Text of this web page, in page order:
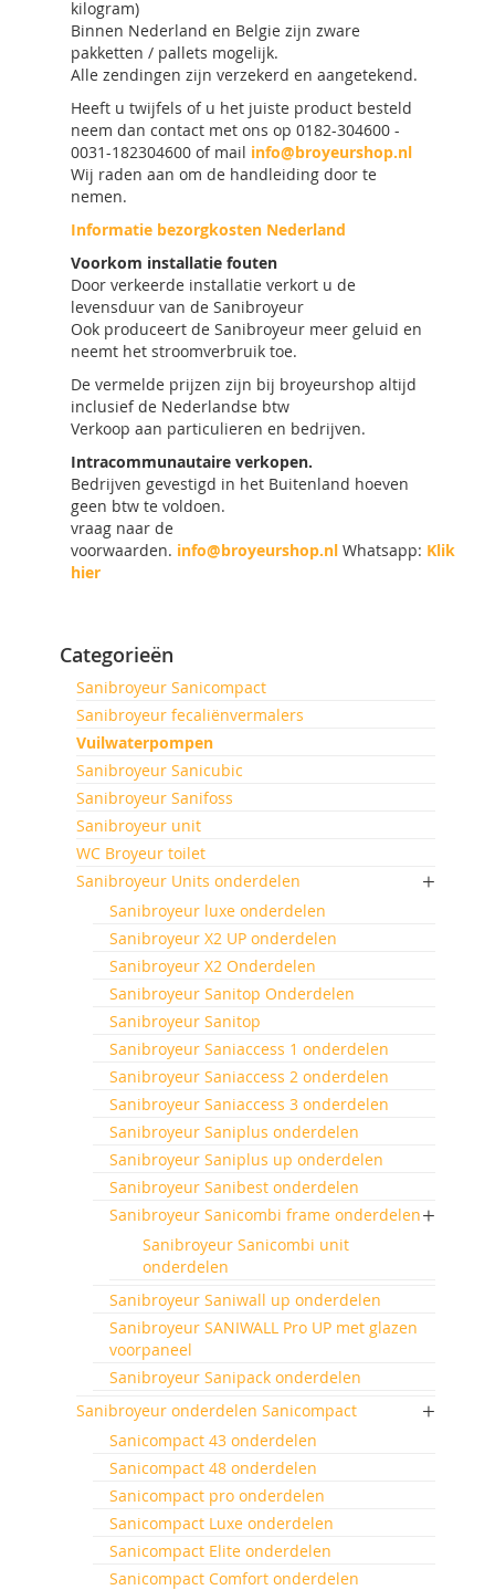
kilogram)
Binnen Nederland en Belgie zijn zware
pakketten / pallets mogelijk.
Alle zendingen zijn verzekerd en aangetekend.
Heeft u twijfels of u het juiste product besteld
neem dan contact met ons op 0182-304600 -
0031-182304600 of mail info@broyeurshop.nl
Wij raden aan om de handleiding door te
nemen.
Informatie bezorgkosten Nederland
Voorkom installatie fouten
Door verkeerde installatie verkort u de
levensduur van de Sanibroyeur
Ook produceert de Sanibroyeur meer geluid en
neemt het stroomverbruik toe.
De vermelde prijzen zijn bij broyeurshop altijd
inclusief de Nederlandse btw
Verkoop aan particulieren en bedrijven.
Intracommunautaire verkopen.
Bedrijven gevestigd in het Buitenland hoeven
geen btw te voldoen.
vraag naar de
voorwaarden. info@broyeurshop.nl Whatsapp: Klik
hier
Categorieën
Sanibroyeur Sanicompact
Sanibroyeur fecaliënvermalers
Vuilwaterpompen
Sanibroyeur Sanicubic
Sanibroyeur Sanifoss
Sanibroyeur unit
WC Broyeur toilet
Sanibroyeur Units onderdelen
Sanibroyeur luxe onderdelen
Sanibroyeur X2 UP onderdelen
Sanibroyeur X2 Onderdelen
Sanibroyeur Sanitop Onderdelen
Sanibroyeur Sanitop
Sanibroyeur Saniaccess 1 onderdelen
Sanibroyeur Saniaccess 2 onderdelen
Sanibroyeur Saniaccess 3 onderdelen
Sanibroyeur Saniplus onderdelen
Sanibroyeur Saniplus up onderdelen
Sanibroyeur Sanibest onderdelen
Sanibroyeur Sanicombi frame onderdelen
Sanibroyeur Sanicombi unit
onderdelen
Sanibroyeur Saniwall up onderdelen
Sanibroyeur SANIWALL Pro UP met glazen
voorpaneel
Sanibroyeur Sanipack onderdelen
Sanibroyeur onderdelen Sanicompact
Sanicompact 43 onderdelen
Sanicompact 48 onderdelen
Sanicompact pro onderdelen
Sanicompact Luxe onderdelen
Sanicompact Elite onderdelen
Sanicompact Comfort onderdelen